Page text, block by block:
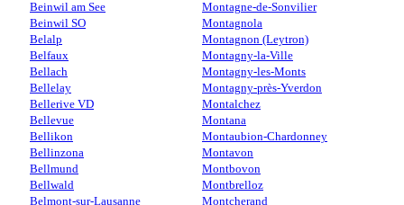
Beinwil am See
Beinwil SO
Belalp
Belfaux
Bellach
Bellelay
Bellerive VD
Bellevue
Bellikon
Bellinzona
Bellmund
Bellwald
Belmont-sur-Lausanne
Montagne-de-Sonvilier
Montagnola
Montagnon (Leytron)
Montagny-la-Ville
Montagny-les-Monts
Montagny-près-Yverdon
Montalchez
Montana
Montaubion-Chardonney
Montavon
Montbovon
Montbrelloz
Montcherand